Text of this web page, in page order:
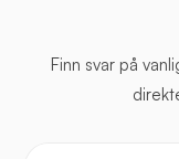
Finn svar på